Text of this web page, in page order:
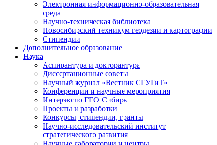
Электронная информационно-образовательная
среда
Научно-техническая библиотека
Новосибирский техникум геодезии и картографии
Стипендии
Дополнительное образование
Наука
Аспирантура и докторантура
Диссертационные советы
Научный журнал «Вестник СГУГиТ»
Конференции и научные мероприятия
Интерэкспо ГЕО-Сибирь
Проекты и разработки
Конкурсы, стипендии, гранты
Научно-исследовательский институт
стратегического развития
Научные лаборатории и центры